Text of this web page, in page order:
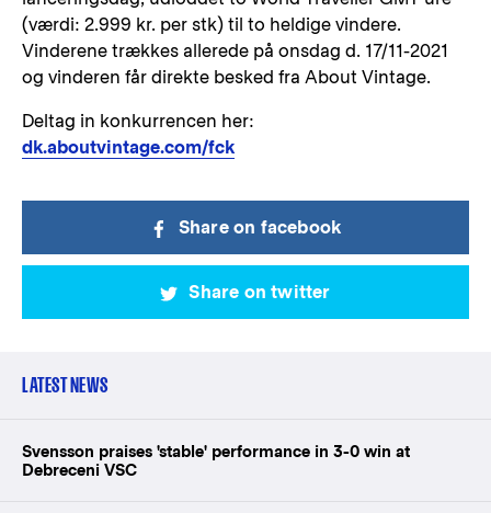
(værdi: 2.999 kr. per stk) til to heldige vindere.
Vinderene trækkes allerede på onsdag d. 17/11-2021
og vinderen får direkte besked fra About Vintage.
Deltag in konkurrencen her:
dk.aboutvintage.com/fck
Share on facebook
Share on twitter
LATEST NEWS
Svensson praises 'stable' performance in 3-0 win at
Debreceni VSC